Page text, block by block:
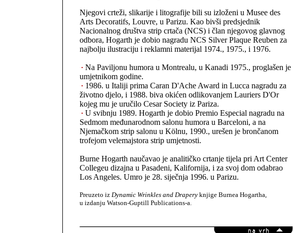
Njegovi crteži, slikarije i litografije bili su izloženi u Musee des
Arts Decoratifs, Louvre, u Parizu. Kao bivši predsjednik
Nacionalnog društva strip crtača (NCS) i član njegovog glavnog
odbora, Hogarth je dobio nagradu NCS Silver Plaque Reuben za
najbolju ilustraciju i reklamni materijal 1974., 1975., i 1976.
Na Paviljonu humora u Montrealu, u Kanadi 1975., proglašen je
umjetnikom godine.
1986. u Italiji prima Caran D'Ache Award in Lucca nagradu za
životno djelo, i 1988. biva okićen odlikovanjem Lauriers D'Or
kojeg mu je uručilo Cesar Society iz Pariza.
U svibnju 1989. Hogarth je dobio Premio Especial nagradu na
Sedmom međunarodnom salonu humora u Barceloni, a na
Njemačkom strip salonu u Kölnu, 1990., urešen je brončanom
trofejom velemajstora strip umjetnosti.
Burne Hogarth naučavao je analitičko crtanje tijela pri Art Center
Collegeu dizajna u Pasadeni, Kalifornija, i za svoj dom odabrao
Los Angeles. Umro je 28. siječnja 1996. u Parizu.
Preuzeto iz Dynamic Wrinkles and Drapery knjige Burnea Hogartha,
u izdanju Watson-Guptill Publications-a.